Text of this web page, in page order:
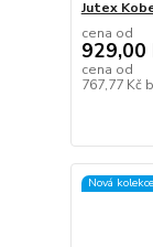
Jutex
cena od
929,00
cena od
767,77 Kč
Nová kolekce